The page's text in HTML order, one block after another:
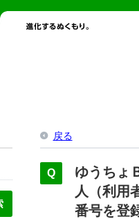
戻る
ゆうちょ
人（利用
番号を登